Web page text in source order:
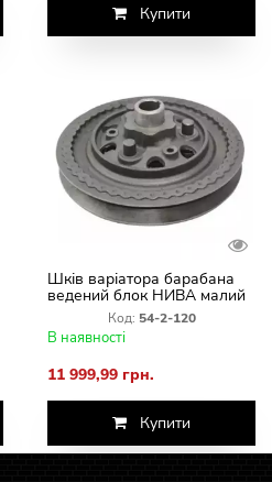
Купити
Шків варіатора барабана
ведений блок НИВА малий
54-2-120Код: 54-2-120
В наявності
11 999,99 грн.
Купити